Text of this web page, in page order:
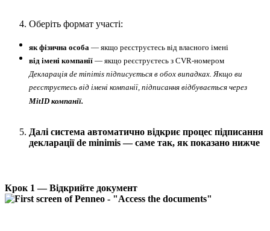
Оберіть формат участі:
як фізична особа — якщо реєструєтесь від власного імені
від імені компанії — якщо реєструєтесь з CVR-номером
Декларація de minimis підписується в обох випадках. Якщо ви
реєструєтесь від імені компанії, підписання відбувається через
MitID компанії.
Далі система автоматично відкриє процес підписання
декларації de minimis — саме так, як показано нижче
Крок 1 — Відкрийте документ